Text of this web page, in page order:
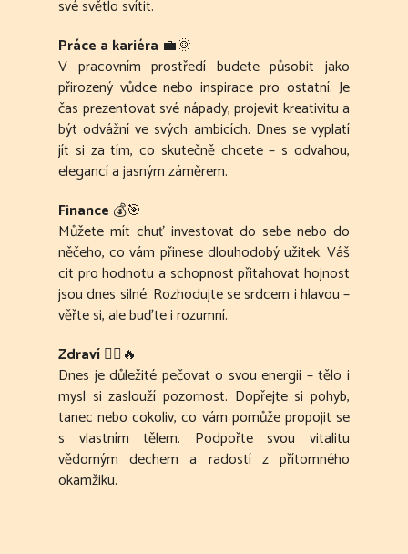
své světlo svítit.
Práce a kariéra 💼🌞
V pracovním prostředí budete působit jako
přirozený vůdce nebo inspirace pro ostatní. Je
čas prezentovat své nápady, projevit kreativitu a
být odvážní ve svých ambicích. Dnes se vyplatí
jít si za tím, co skutečně chcete – s odvahou,
elegancí a jasným záměrem.
Finance 💰🎯
Můžete mít chuť investovat do sebe nebo do
něčeho, co vám přinese dlouhodobý užitek. Váš
cit pro hodnotu a schopnost přitahovat hojnost
jsou dnes silné. Rozhodujte se srdcem i hlavou –
věřte si, ale buďte i rozumní.
Zdraví🧘‍♀️🔥
Dnes je důležité pečovat o svou energii – tělo i
mysl si zaslouží pozornost. Dopřejte si pohyb,
tanec nebo cokoliv, co vám pomůže propojit se
s vlastním tělem. Podpořte svou vitalitu
vědomým dechem a radostí z přítomného
okamžiku.